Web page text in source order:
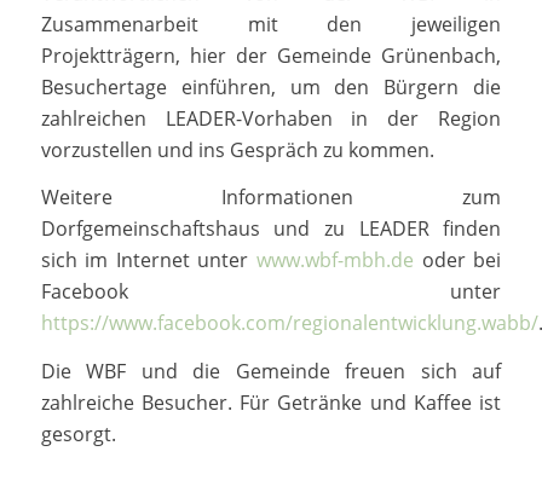
Zusammenarbeit mit den jeweiligen
Projektträgern, hier der Gemeinde Grünenbach,
Besuchertage einführen, um den Bürgern die
zahlreichen LEADER-Vorhaben in der Region
vorzustellen und ins Gespräch zu kommen.
Weitere Informationen zum
Dorfgemeinschaftshaus und zu LEADER finden
sich im Internet unterwww.wbf-mbh.de oder bei
Facebook unter
https://www.facebook.com/regionalentwicklung.wabb/.
Die WBF und die Gemeinde freuen sich auf
zahlreiche Besucher. Für Getränke und Kaffee ist
gesorgt.